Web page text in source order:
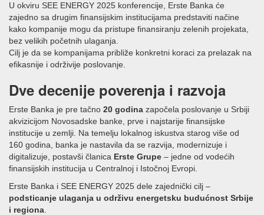
U okviru SEE ENERGY 2025 konferencije, Erste Banka će
zajedno sa drugim finansijskim institucijama predstaviti načine
kako kompanije mogu da pristupe finansiranju zelenih projekata,
bez velikih početnih ulaganja.
Cilj je da se kompanijama približe konkretni koraci za prelazak na
efikasnije i održivije poslovanje.
Dve decenije poverenja i razvoja
Erste Banka je pre tačno 20 godina započela poslovanje u Srbiji
akvizicijom Novosadske banke, prve i najstarije finansijske
institucije u zemlji. Na temelju lokalnog iskustva starog više od
160 godina, banka je nastavila da se razvija, modernizuje i
digitalizuje, postavši članica Erste Grupe – jedne od vodećih
finansijskih institucija u Centralnoj i Istočnoj Evropi.
Erste Banka i SEE ENERGY 2025 dele zajednički cilj –
podsticanje ulaganja u održivu energetsku budućnost Srbije
i regiona